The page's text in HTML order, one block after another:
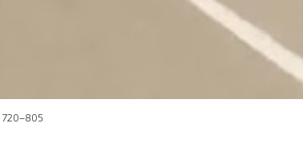
720–805